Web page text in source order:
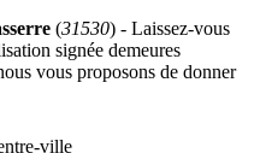
(31530) - Laissez-vous
signée demeures
vous proposons de donner
ville